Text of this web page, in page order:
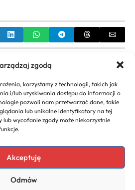
zgodą
korzystamy z technologii, takich jak
i/lub uzyskiwania dostępu do informacji o
pozwoli nam przetwarzać dane, takie
lub unikalne identyfikatory na tej
lub wycofanie zgody może niekorzystnie
Akceptuję
Odmów
ogrzewania – Kompleksowy
na założenie firmy –